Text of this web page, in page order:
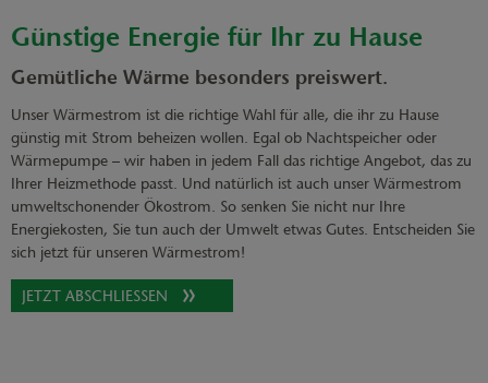
Günstige Energie für Ihr zu Hause
Gemütliche Wärme besonders preiswert.
Unser Wärmestrom ist die richtige Wahl für alle, die ihr zu Hause
günstig mit Strom beheizen wollen. Egal ob Nachtspeicher oder
Wärmepumpe – wir haben in jedem Fall das richtige Angebot, das zu
Ihrer Heizmethode passt. Und natürlich ist auch unser Wärmestrom
umweltschonender Ökostrom. So senken Sie nicht nur Ihre
Energiekosten, Sie tun auch der Umwelt etwas Gutes. Entscheiden Sie
sich jetzt für unseren Wärmestrom!
JETZT ABSCHLIESSEN